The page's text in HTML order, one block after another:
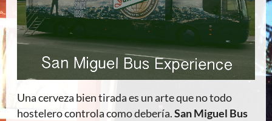
Una cerveza bien tirada es un arte que no todo
hostelero controla como debería.San Miguel Bus